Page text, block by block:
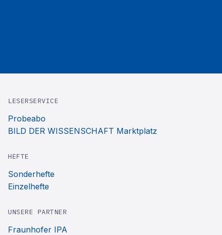
LESERSERVICE
Probeabo
BILD DER WISSENSCHAFT Marktplatz
HEFTE
Sonderhefte
Einzelhefte
UNSERE PARTNER
Fraunhofer IPA